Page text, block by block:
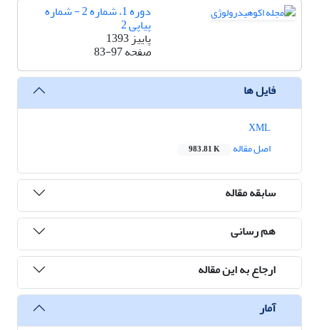
دوره 1، شماره 2 - شماره
پیاپی 2
پاییز 1393
صفحه83-97
فایل ها
اصل مقاله
983.81 K
سابقه مقاله
هم رسانی
ارجاع به این مقاله
آمار